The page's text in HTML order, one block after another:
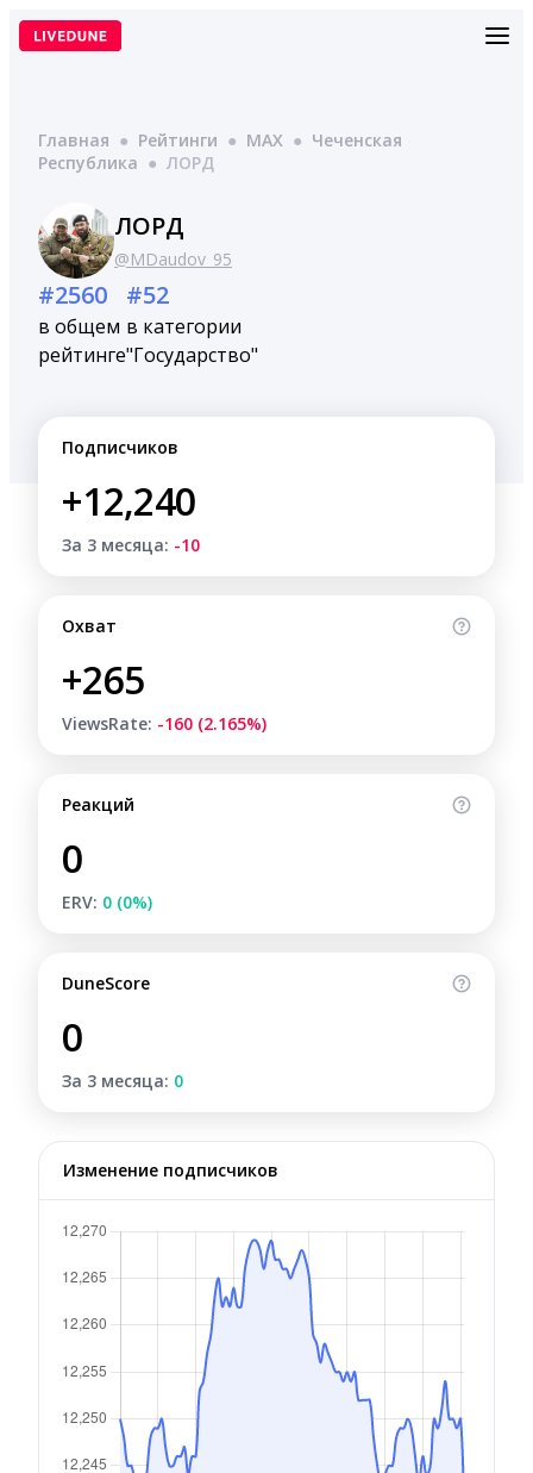
Перейти
Главная ● Рейтинги ● MAX ● Чеченская
Республика ● ЛОРД
ЛОРД
@MDaudov_95
#2560
в общем
рейтинге
#52
в категории
"Государство"
Подписчиков
+12,240
За 3 месяца: -10
Охват
+265
ViewsRate: -160 (2.165%)
Реакций
0
ERV: 0 (0%)
DuneScore
0
За 3 месяца: 0
Изменение подписчиков